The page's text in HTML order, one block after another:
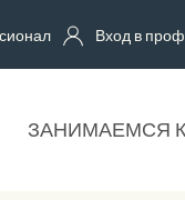
Вход в
ЗАНИМАЕМСЯ